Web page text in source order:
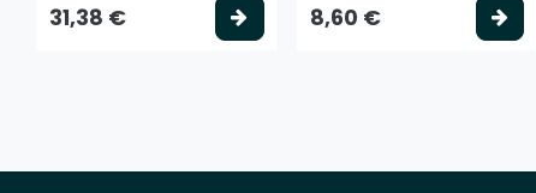
31,38 € Valitse vaihtoehto
8,60 €